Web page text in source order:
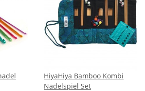
HiyaHiya Bamboo Kombi
Nadelspiel Set